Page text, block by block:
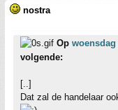
nostra
Op woensdag
volgende:
[..]
Dat zal de handelaar